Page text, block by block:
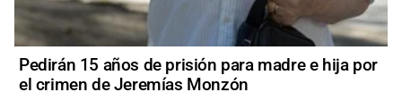
Pedirán 15 años de prisión para madre e hija por
el crimen de Jeremías Monzón